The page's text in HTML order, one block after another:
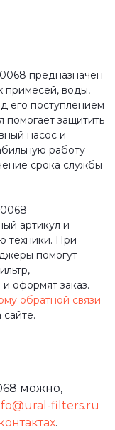
предназначен
примесей, воды,
его поступлением
помогает защитить
насос и
работу
срока службы
артикул и
техники. При
помогут
оформят заказ.
обратной связи
сайте.
можно,
filters.ru
.